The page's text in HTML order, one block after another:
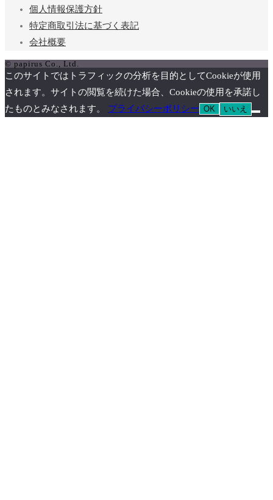
個人情報保護方針
特定商取引法に基づく表記
会社概要
© papirus Co., Ltd.
このサイトではトラフィックの分析を目的としてCookieが使用
されます。サイトの閲覧を続けた場合、Cookieの使用を承諾し
たものとみなされます。 プライバシーポリシー OK いいえ